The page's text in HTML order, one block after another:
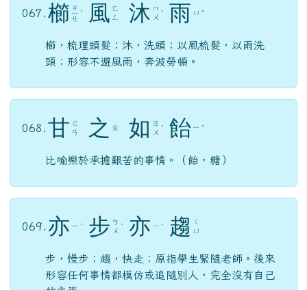
067. 櫛 ㄐ
ㄧ
ㄝ
ˊ 風 ㄈ
ㄥ
沐 ㄇ
ㄨ ˋ 雨 ㄩ ˇ
櫛，梳理頭髮；沐，洗頭；以風梳髮，以雨洗
頭；形容不避風雨，奔波勞頓。
068. 甘 ㄍ
ㄢ
之 ㄓ 如 ㄖ
ㄨ ˊ 飴 ㄧ ˊ
比喻樂於承擔艱苦的事情。（飴，糖）
069. 亦 ㄧ ˋ 步 ㄅ
ㄨ ˋ 亦 ㄧ ˋ 趨
ㄑ
ㄩ
步，慢步；趨，快走；原指學生緊隨老師。後來
形容任何事情都模仿或追隨別人，完全沒有自己